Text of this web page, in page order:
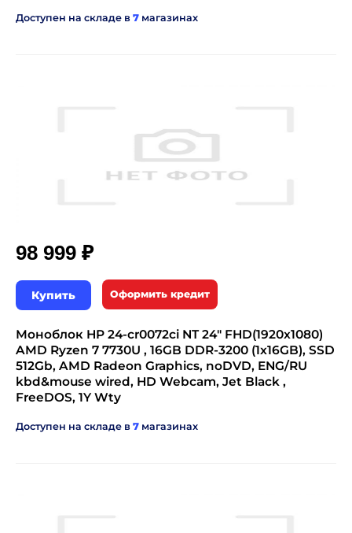
Доступен на складе в 7 магазинах
98 999 ₽
Купить Оформить кредит
Моноблок HP 24-cr0072ci NT 24" FHD(1920x1080)
AMD Ryzen 7 7730U , 16GB DDR-3200 (1x16GB), SSD
512Gb, AMD Radeon Graphics, noDVD, ENG/RU
kbd&mouse wired, HD Webcam, Jet Black ,
FreeDOS, 1Y Wty
Доступен на складе в 7 магазинах